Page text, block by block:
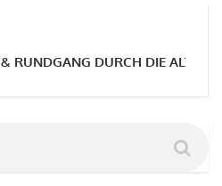
RUNDGANG DURCH DIE